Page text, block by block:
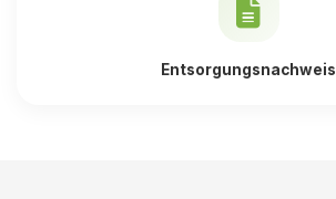
Entsorgungsnachweis